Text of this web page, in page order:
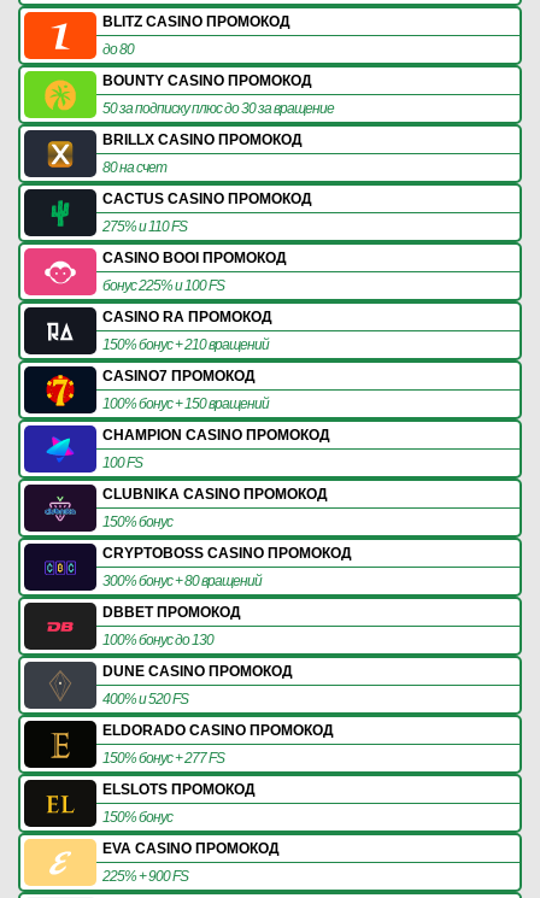
BLITZ CASINO ПРОМОКОД
до 80
BOUNTY CASINO ПРОМОКОД
50 за подписку плюс до 30 за вращение
BRILLX CASINO ПРОМОКОД
80 на счет
CACTUS CASINO ПРОМОКОД
275% и 110 FS
CASINO BOOI ПРОМОКОД
бонус 225% и 100 FS
CASINO RA ПРОМОКОД
150% бонус + 210 вращений
CASINO7 ПРОМОКОД
100% бонус + 150 вращений
CHAMPION CASINO ПРОМОКОД
100 FS
CLUBNIKA CASINO ПРОМОКОД
150% бонус
CRYPTOBOSS CASINO ПРОМОКОД
300% бонус + 80 вращений
DBBET ПРОМОКОД
100% бонус до 130
DUNE CASINO ПРОМОКОД
400% и 520 FS
ELDORADO CASINO ПРОМОКОД
150% бонус + 277 FS
ELSLOTS ПРОМОКОД
150% бонус
EVA CASINO ПРОМОКОД
225% + 900 FS